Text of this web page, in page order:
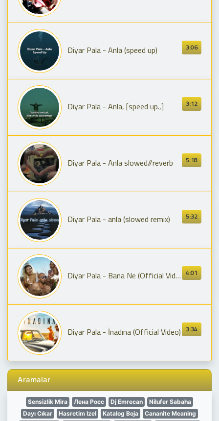
3:06
Diyar Pala - Anla (speed up)
3:12
Diyar Pala - Anla, [speed up.,]
5:18
Diyar Pala - Anla slowed//reverb
5:32
Diyar Pala - anla (slowed remix)
4:01
Diyar Pala - Bana Ne (Official Video)
3:34
Diyar Pala - İnadına (Official Video)
Aramalar
Sensizlik Mira Лена Росс Dj Emrecan
Nilufer Sabaha
Dayı Cıkar
Hasretim Izel Katalog Boja
Cananite Meaning